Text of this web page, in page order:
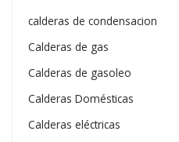
calderas de condensacion
Calderas de gas
Calderas de gasoleo
Calderas Domésticas
Calderas eléctricas